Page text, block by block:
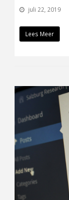
juli 22, 2019
Lees Meer